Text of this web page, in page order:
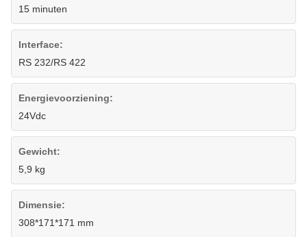
15 minuten
Interface:
RS 232/RS 422
Energievoorziening:
24Vdc
Gewicht:
5,9 kg
Dimensie:
308*171*171 mm